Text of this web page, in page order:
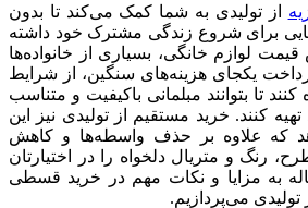
از تولیدی به شما کمک می‌کند تا بدون
برای شروع زندگی مشترک خود داشته
قیمت لوازم خانگی، بسیاری از خانواده‌ها
یکجای هزینه‌های سنگین، از شرایط
تا بتوانند مبلمانی باکیفیت و متناسب
کنند. خرید مستقیم از تولیدی نیز این
که علاوه بر حذف واسطه‌ها و کاهش
رنگ و متریال دلخواه را در اختیارتان
به مزایا و نکات مهم در خرید قسطی
می‌پردازیم.